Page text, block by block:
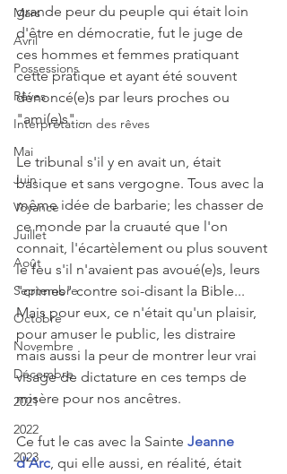
Mars
Avril
Possessions
Rêves
Interprétation des rêves
Mai
Juin
Voyance
Juillet
Août
Septembre
Octobre
Novembre
Décembre
2021
2022
2023
grande peur du peuple qui était loin
d'être en démocratie, fut le juge de
ces hommes et femmes pratiquant
cette pratique et ayant été souvent
dénoncé(e)s par leurs proches ou
"ami(e)s"...
Le tribunal s'il y en avait un, était
basique et sans vergogne. Tous avec la
même idée de barbarie; les chasser de
ce monde par la cruauté que l'on
connait, l'écartèlement ou plus souvent
le feu s'il n'avaient pas avoué(e)s, leurs
"crimes" contre soi-disant la Bible...
Mais pour eux, ce n'était qu'un plaisir,
pour amuser le public, les distraire
mais aussi la peur de montrer leur vrai
visage de dictature en ces temps de
misère pour nos ancêtres.
Ce fut le cas avec la Sainte Jeanne
d'Arc, qui elle aussi, en réalité, était